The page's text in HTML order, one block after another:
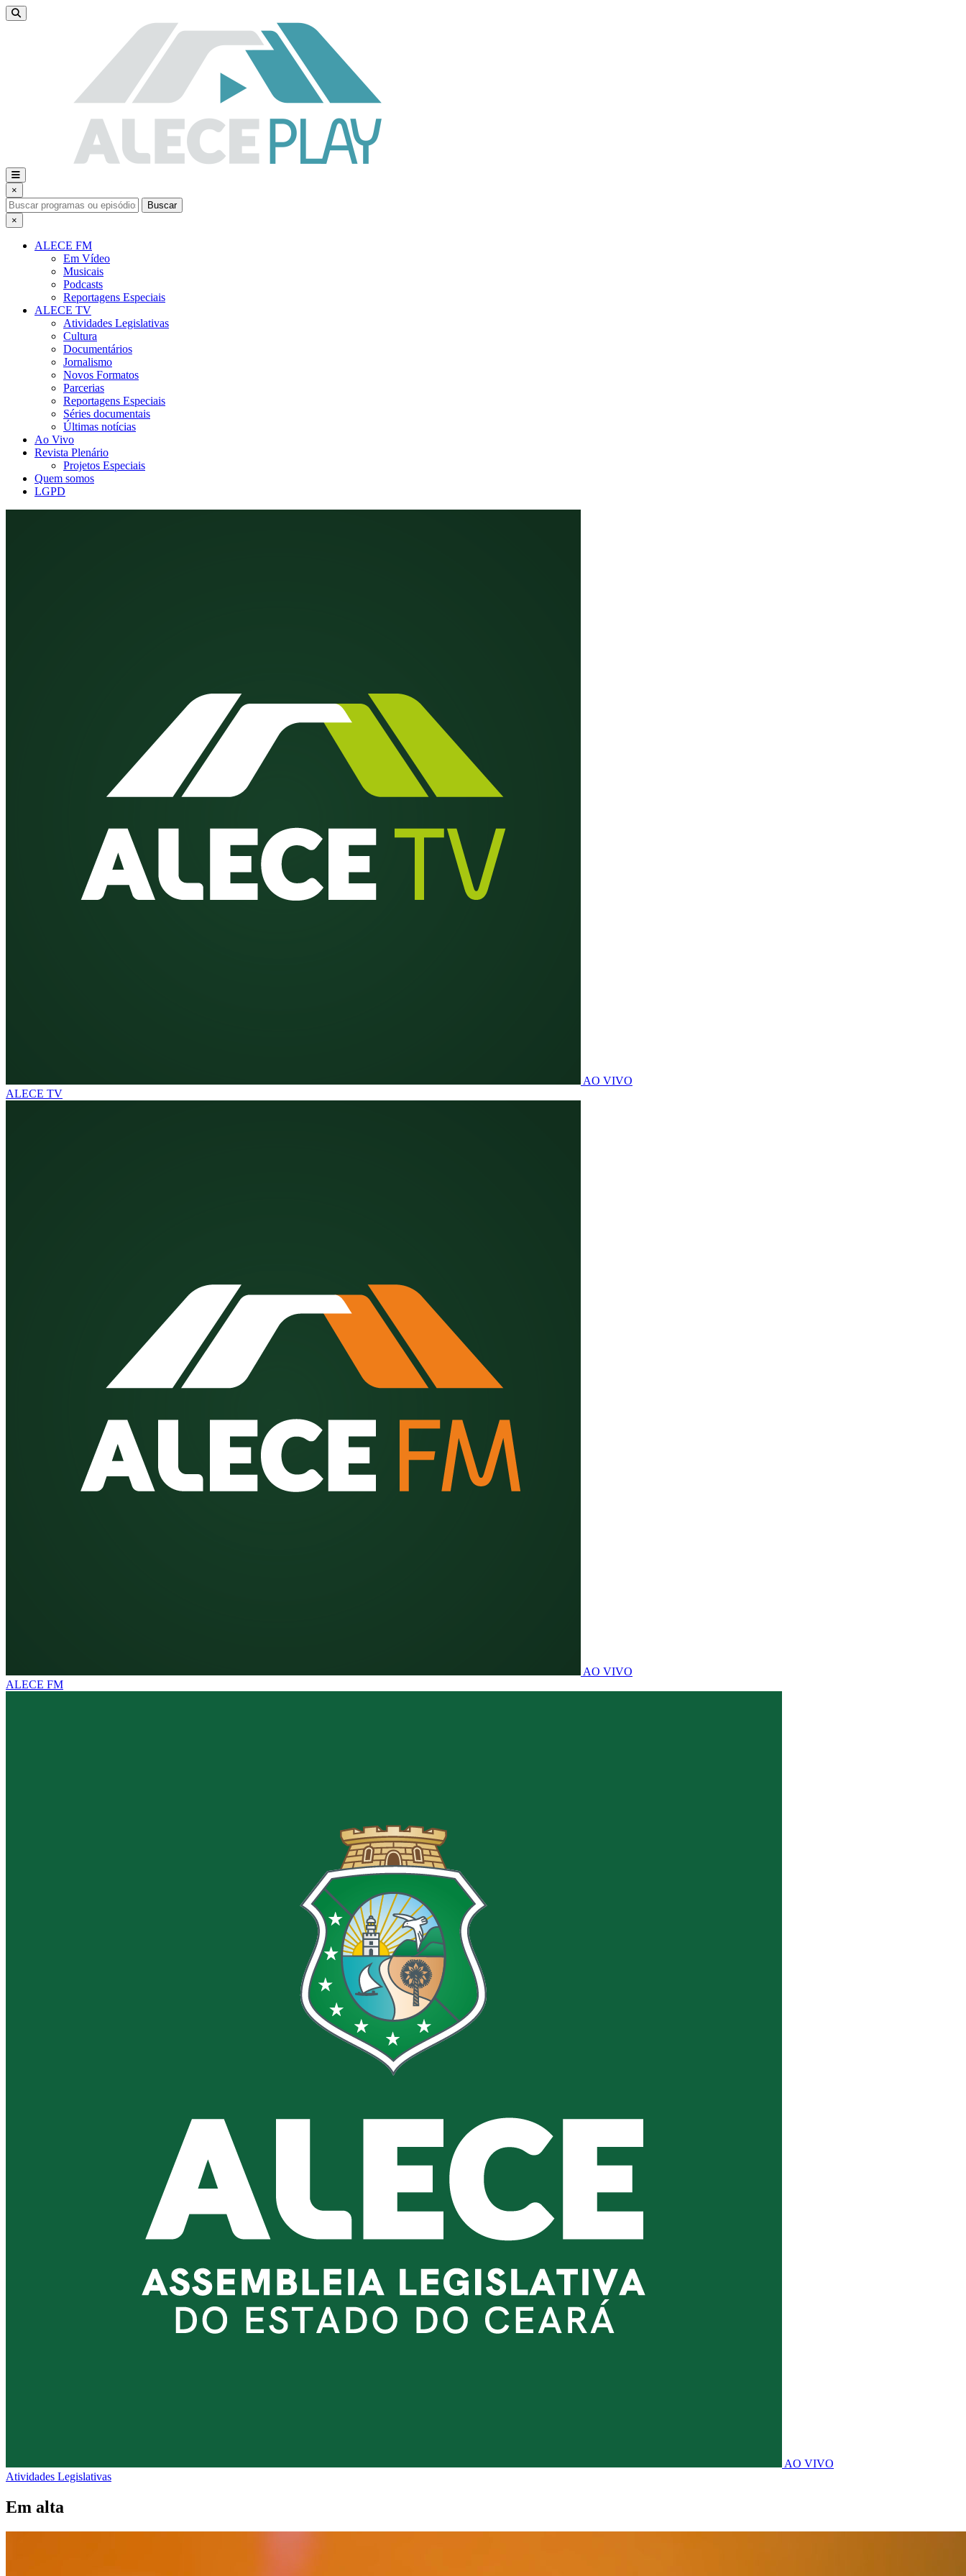
×
Buscar
×
ALECE FM
Em Vídeo
Musicais
Podcasts
Reportagens Especiais
ALECE TV
Atividades Legislativas
Cultura
Documentários
Jornalismo
Novos Formatos
Parcerias
Reportagens Especiais
Séries documentais
Últimas notícias
Ao Vivo
Revista Plenário
Projetos Especiais
Quem somos
LGPD
AO VIVO
ALECE TV
AO VIVO
ALECE FM
AO VIVO
Atividades Legislativas
Em alta